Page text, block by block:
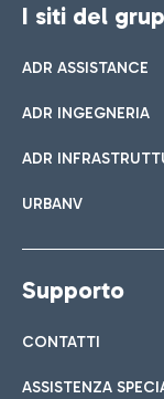
I siti del
ADR ASSISTANCE
ADR INGEGNERIA
ADR
URBANV
Supporto
CONTATTI
ASSISTENZA